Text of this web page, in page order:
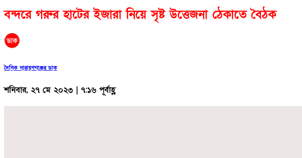
বন্দরে গরুর হাটের ইজারা নিয়ে সৃষ্ট উত্তেজনা ঠেকাতে বৈঠক
দৈনিক নারায়ণগঞ্জের ডাক
শনিবার, ২৭ মে ২০২৩ | ৭:১৬ পূর্বাহ্ণ